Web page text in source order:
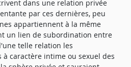
dans une relation privée
par ces dernières, peu
appartiennent à la même
un lien de subordination entre
telle relation les
caractère intime ou sexuel des